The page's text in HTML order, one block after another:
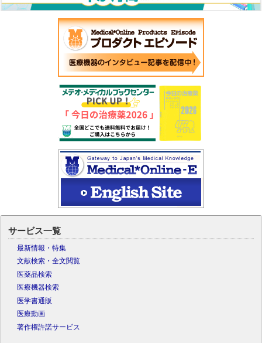
サービス一覧
最新情報・特集
文献検索・全文閲覧
医薬品検索
医療機器検索
医学書通販
医療動画
著作権許諾サービス